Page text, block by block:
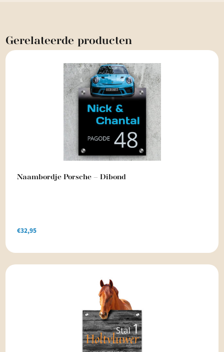
Gerelateerde producten
Naambordje Porsche – Dibond
€32,95